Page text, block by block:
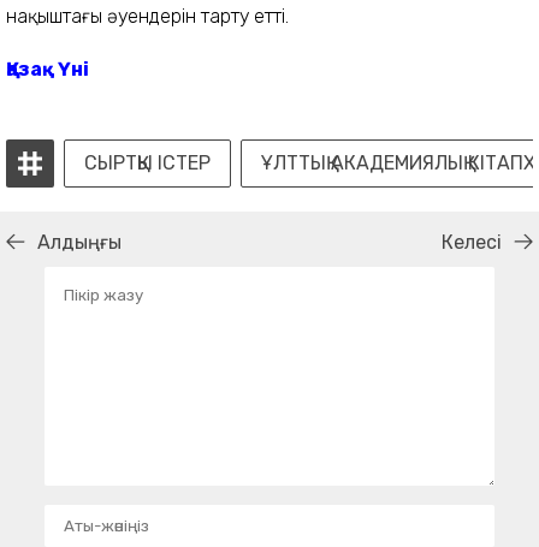
нақыштағы әуендерін тарту етті.
Қазақ Үні
СЫРТҚЫ ІСТЕР ҰЛТТЫҚ АКАДЕМИЯЛЫҚ
Алдыңғы Келесі